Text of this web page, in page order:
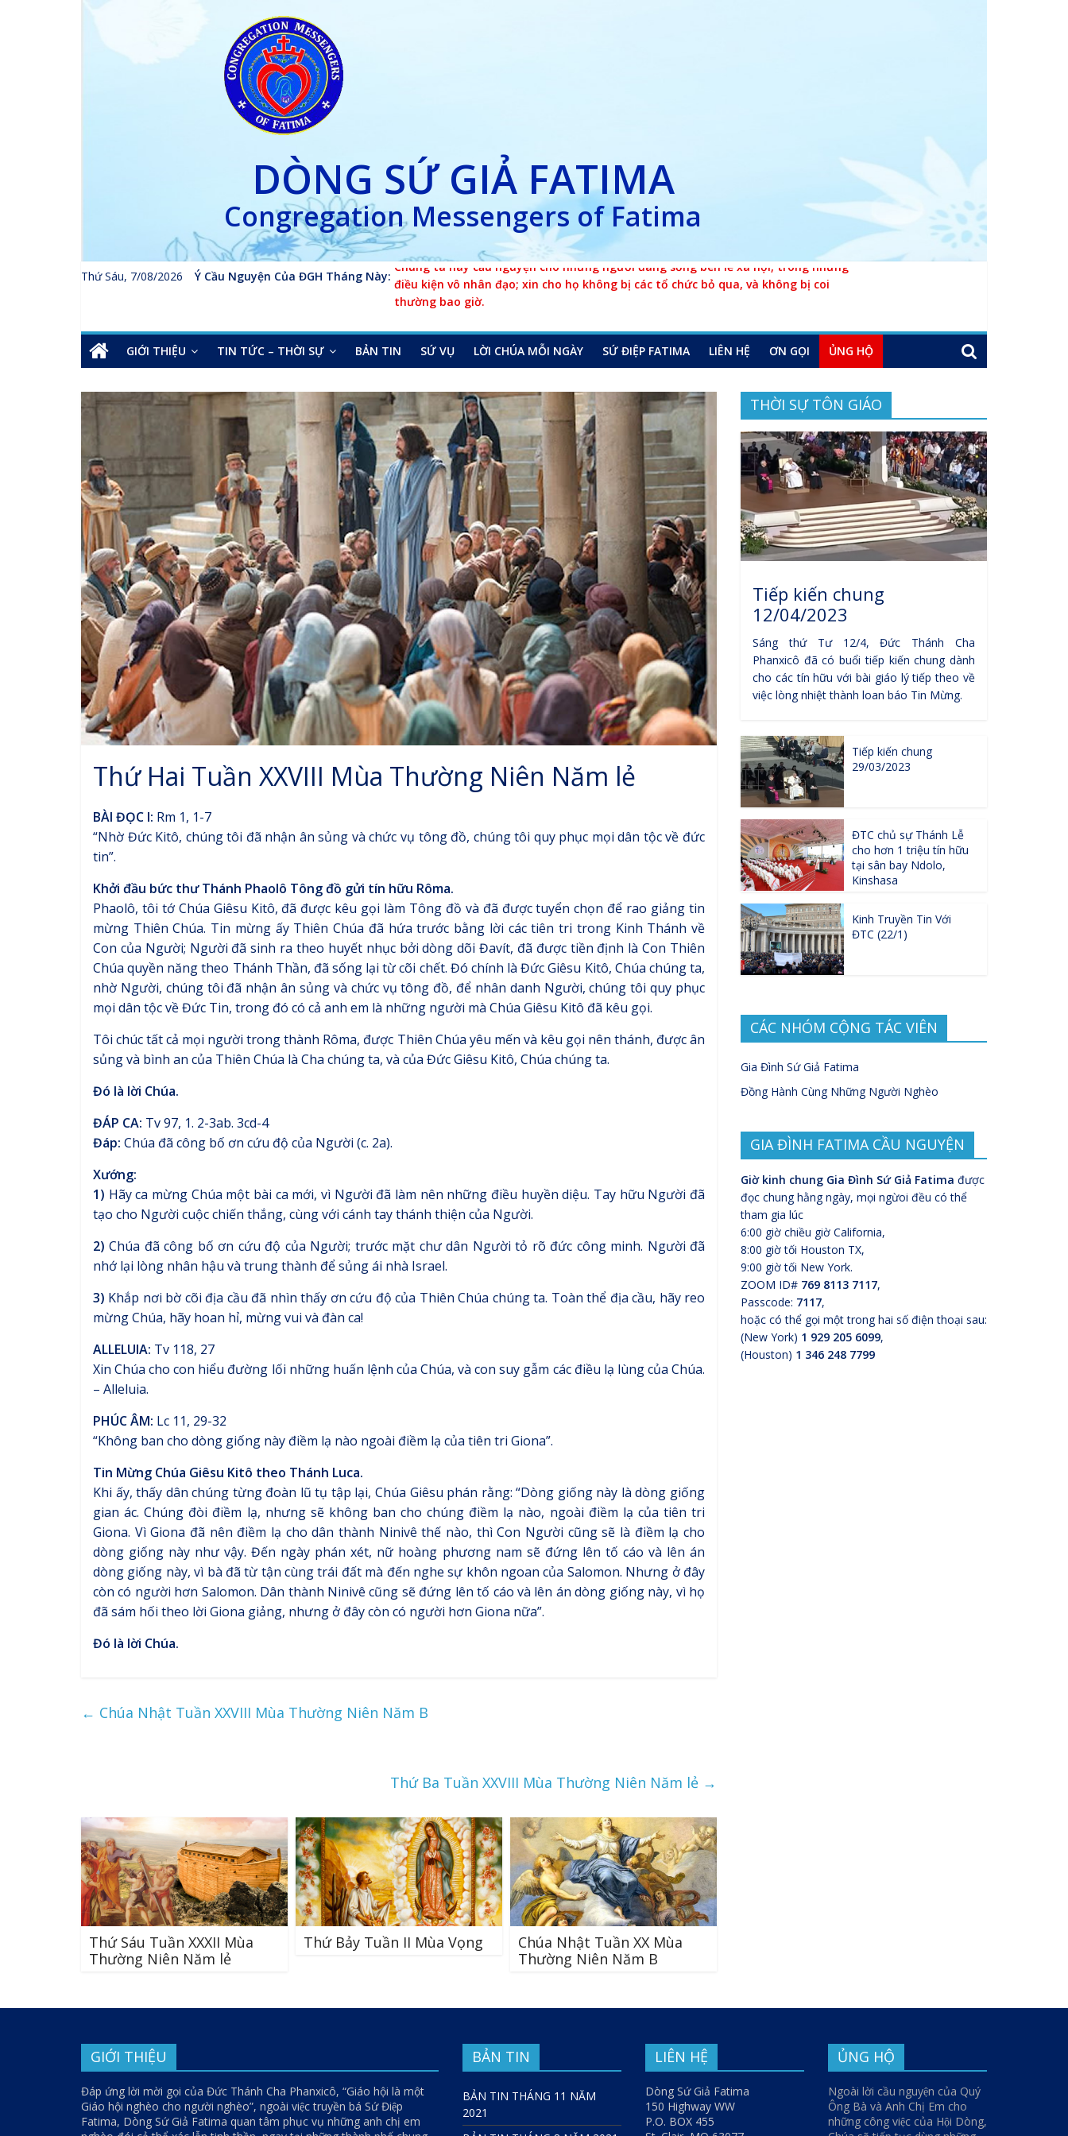
DÒNG SỨ GIẢ FATIMA
Congregation Messengers of Fatima
Thứ Sáu, 7/08/2026 Ý Cầu Nguyện Của ĐGH Tháng Này: Chúng ta hãy cầu nguyện cho những người đang sống bên lề xã hội, trong những
điều kiện vô nhân đạo; xin cho họ không bị các tổ chức bỏ qua, và không bị coi
thường bao giờ.
GIỚI THIỆU TIN TỨC – THỜI SỰ BẢN TIN SỨ VỤ LỜI CHÚA MỖI NGÀY SỨ ĐIỆP FATIMA LIÊN HỆ ƠN GỌI ỦNG HỘ
Thứ Hai Tuần XXVIII Mùa Thường Niên Năm lẻ
BÀI ĐỌC I: Rm 1, 1-7
“Nhờ Đức Kitô, chúng tôi đã nhận ân sủng và chức vụ tông đồ, chúng tôi quy phục mọi dân tộc về đức
tin”.
Khởi đầu bức thư Thánh Phaolô Tông đồ gửi tín hữu Rôma.
Phaolô, tôi tớ Chúa Giêsu Kitô, đã được kêu gọi làm Tông đồ và đã được tuyển chọn để rao giảng tin
mừng Thiên Chúa. Tin mừng ấy Thiên Chúa đã hứa trước bằng lời các tiên tri trong Kinh Thánh về
Con của Người; Người đã sinh ra theo huyết nhục bởi dòng dõi Đavít, đã được tiền định là Con Thiên
Chúa quyền năng theo Thánh Thần, đã sống lại từ cõi chết. Đó chính là Đức Giêsu Kitô, Chúa chúng ta,
nhờ Người, chúng tôi đã nhận ân sủng và chức vụ tông đồ, để nhân danh Người, chúng tôi quy phục
mọi dân tộc về Đức Tin, trong đó có cả anh em là những người mà Chúa Giêsu Kitô đã kêu gọi.
Tôi chúc tất cả mọi người trong thành Rôma, được Thiên Chúa yêu mến và kêu gọi nên thánh, được ân
sủng và bình an của Thiên Chúa là Cha chúng ta, và của Đức Giêsu Kitô, Chúa chúng ta.
Đó là lời Chúa.
ĐÁP CA: Tv 97, 1. 2-3ab. 3cd-4
Đáp: Chúa đã công bố ơn cứu độ của Người (c. 2a).
Xướng:
1) Hãy ca mừng Chúa một bài ca mới, vì Người đã làm nên những điều huyền diệu. Tay hữu Người đã
tạo cho Người cuộc chiến thắng, cùng với cánh tay thánh thiện của Người.
2) Chúa đã công bố ơn cứu độ của Người; trước mặt chư dân Người tỏ rõ đức công minh. Người đã
nhớ lại lòng nhân hậu và trung thành để sủng ái nhà Israel.
3) Khắp nơi bờ cõi địa cầu đã nhìn thấy ơn cứu độ của Thiên Chúa chúng ta. Toàn thể địa cầu, hãy reo
mừng Chúa, hãy hoan hỉ, mừng vui và đàn ca!
ALLELUIA: Tv 118, 27
Xin Chúa cho con hiểu đường lối những huấn lệnh của Chúa, và con suy gẫm các điều lạ lùng của Chúa.
– Alleluia.
PHÚC ÂM: Lc 11, 29-32
“Không ban cho dòng giống này điềm lạ nào ngoài điềm lạ của tiên tri Giona”.
Tin Mừng Chúa Giêsu Kitô theo Thánh Luca.
Khi ấy, thấy dân chúng từng đoàn lũ tụ tập lại, Chúa Giêsu phán rằng: “Dòng giống này là dòng giống
gian ác. Chúng đòi điềm lạ, nhưng sẽ không ban cho chúng điềm lạ nào, ngoài điềm lạ của tiên tri
Giona. Vì Giona đã nên điềm lạ cho dân thành Ninivê thế nào, thì Con Người cũng sẽ là điềm lạ cho
dòng giống này như vậy. Đến ngày phán xét, nữ hoàng phương nam sẽ đứng lên tố cáo và lên án
dòng giống này, vì bà đã từ tận cùng trái đất mà đến nghe sự khôn ngoan của Salomon. Nhưng ở đây
còn có người hơn Salomon. Dân thành Ninivê cũng sẽ đứng lên tố cáo và lên án dòng giống này, vì họ
đã sám hối theo lời Giona giảng, nhưng ở đây còn có người hơn Giona nữa”.
Đó là lời Chúa.
← Chúa Nhật Tuần XXVIII Mùa Thường Niên Năm B
Thứ Ba Tuần XXVIII Mùa Thường Niên Năm lẻ →
Thứ Sáu Tuần XXXII Mùa
Thường Niên Năm lẻ
Thứ Bảy Tuần II Mùa Vọng
Chúa Nhật Tuần XX Mùa
Thường Niên Năm B
THỜI SỰ TÔN GIÁO
Tiếp kiến chung
12/04/2023
Sáng thứ Tư 12/4, Đức Thánh Cha
Phanxicô đã có buổi tiếp kiến chung dành
cho các tín hữu với bài giáo lý tiếp theo về
việc lòng nhiệt thành loan báo Tin Mừng.
Tiếp kiến chung
29/03/2023
ĐTC chủ sự Thánh Lễ
cho hơn 1 triệu tín hữu
tại sân bay Ndolo,
Kinshasa
Kinh Truyền Tin Với
ĐTC (22/1)
CÁC NHÓM CỘNG TÁC VIÊN
Gia Đình Sứ Giả Fatima
Đồng Hành Cùng Những Người Nghèo
GIA ĐÌNH FATIMA CẦU NGUYỆN
Giờ kinh chung Gia Đình Sứ Giả Fatima được
đọc chung hằng ngày, mọi ngừoi đều có thể
tham gia lúc
6:00 giờ chiều giờ California,
8:00 giờ tối Houston TX,
9:00 giờ tối New York.
ZOOM ID# 769 8113 7117,
Passcode: 7117,
hoặc có thể gọi một trong hai số điện thoại sau:
(New York) 1 929 205 6099,
(Houston) 1 346 248 7799
GIỚI THIỆU
Đáp ứng lời mời gọi của Đức Thánh Cha Phanxicô, “Giáo hội là một
Giáo hội nghèo cho người nghèo”, ngoài việc truyền bá Sứ Điệp
Fatima, Dòng Sứ Giả Fatima quan tâm phục vụ những anh chị em
BẢN TIN
BẢN TIN THÁNG 11 NĂM
2021
LIÊN HỆ
Dòng Sứ Giả Fatima
150 Highway WW
P.O. BOX 455
ỦNG HỘ
Ngoài lời cầu nguyện của Quý
Ông Bà và Anh Chị Em cho
những công việc của Hội Dòng,